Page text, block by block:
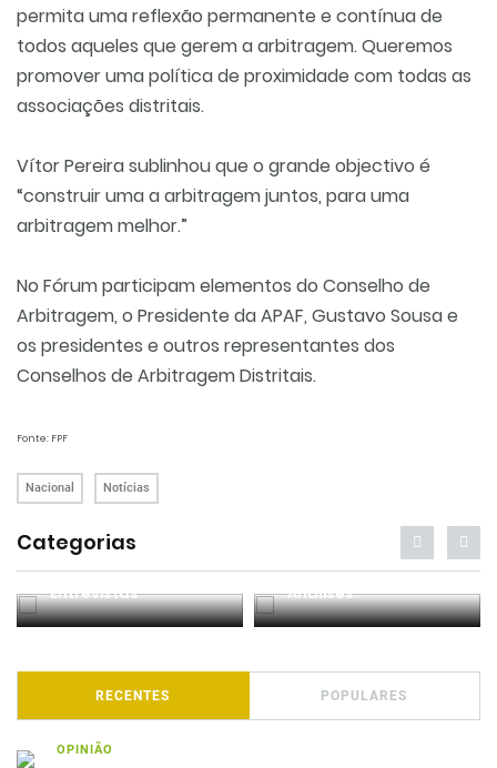
permita uma reflexão permanente e contínua de
todos aqueles que gerem a arbitragem. Queremos
promover uma política de proximidade com todas as
associações distritais.
Vítor Pereira sublinhou que o grande objectivo é
“construir uma a arbitragem juntos, para uma
arbitragem melhor.”
No Fórum participam elementos do Conselho de
Arbitragem, o Presidente da APAF, Gustavo Sousa e
os presidentes e outros representantes dos
Conselhos de Arbitragem Distritais.
Fonte: FPF
Nacional Notícias
Categorias
Entrevistas Análises
RECENTES POPULARES
OPINIÃO